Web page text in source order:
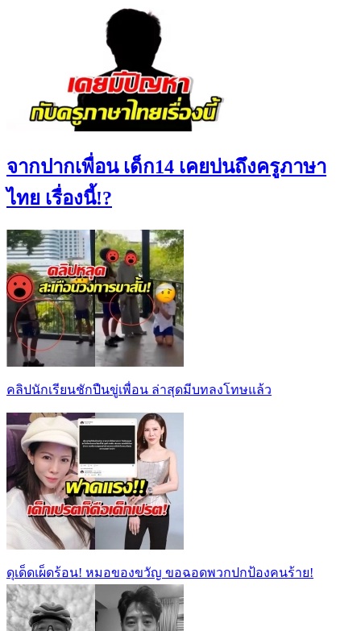
จากปากเพื่อน เด็ก14 เคยบ่นถึงครูภาษา
ไทย เรื่องนี้!?
คลิปนักเรียนชักปืนขู่เพื่อน ล่าสุดมีบทลงโทษแล้ว
ดุเด็ดเผ็ดร้อน! หมอของขวัญ ขอฉอดพวกปกป้องคนร้าย!